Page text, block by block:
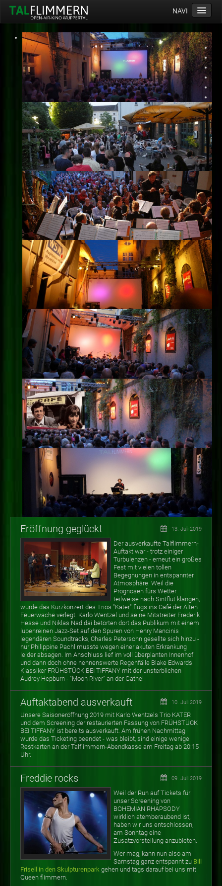
NAVI
Home
Programm
Service
Ticketinfos
Ort
Anreise
Wetter
Kinogutschein
Konzept
Archiv
Kontakt
Impressum
Datenschutz
Eröffnung geglückt 13. Juli 2019
Der ausverkaufte Talflimmern-
Auftakt war - trotz einiger
Turbulenzen - erneut ein großes
Fest mit vielen tollen
Begegnungen in entspannter
Atmosphäre. Weil die
Prognosen fürs Wetter
teilweise nach Sintflut klangen,
wurde das Kurzkonzert des Trios "Kater" flugs ins Café der Alten
Feuerwache verlegt. Karlo Wentzel und seine Mitstreiter Frederik
Hesse und Niklas Nadidai betörten dort das Publikum mit einem
lupenreinen Jazz-Set auf den Spuren von Henry Mancinis
legendären Soundtracks, Charles Petersohn gesellte sich hinzu -
nur Philippine Pachl musste wegen einer akuten Erkrankung
leider absagen. Im Anschluss lief im voll überplanten Innenhof
und dann doch ohne nennenswerte Regenfälle Blake Edwards
Klassiker FRÜHSTÜCK BEI TIFFANY mit der unsterblichen
Audrey Hepburn - "Moon River" an der Gathe!
Auftaktabend ausverkauft 10. Juli 2019
Unsere Saisoneröffnung 2019 mit Karlo Wentzels Trio KATER
und dem Screening der restaurierten Fassung von FRÜHSTÜCK
BEI TIFFANY ist bereits ausverkauft. Am frühen Nachmittag
wurde das Ticketing beendet - was bleibt, sind einige wenige
Restkarten an der Talflimmern-Abendkasse am Freitag ab 20:15
Uhr.
Freddie rocks 09. Juli 2019
Weil der Run auf Tickets für
unser Screening von
BOHEMIAN RHAPSODY
wirklich atemberaubend ist,
haben wir uns entschlossen,
am Sonntag eine
Zusatzvorstellung anzubieten.
Wer mag, kann nun also am
Samstag ganz entspannt zu Bill
Frisell in den Skulpturenpark gehen und tags darauf bei uns mit
Queen flimmern.